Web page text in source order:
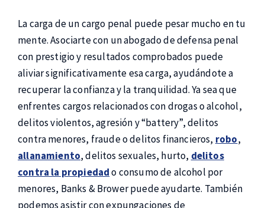
La carga de un cargo penal puede pesar mucho en tu
mente. Asociarte con un abogado de defensa penal
con prestigio y resultados comprobados puede
aliviar significativamente esa carga, ayudándote a
recuperar la confianza y la tranquilidad. Ya sea que
enfrentes cargos relacionados con drogas o alcohol,
delitos violentos, agresión y “battery”, delitos
contra menores, fraude o delitos financieros, robo,
allanamiento, delitos sexuales, hurto, delitos
contra la propiedado consumo de alcohol por
menores, Banks & Brower puede ayudarte. También
podemos asistir con expungaciones de